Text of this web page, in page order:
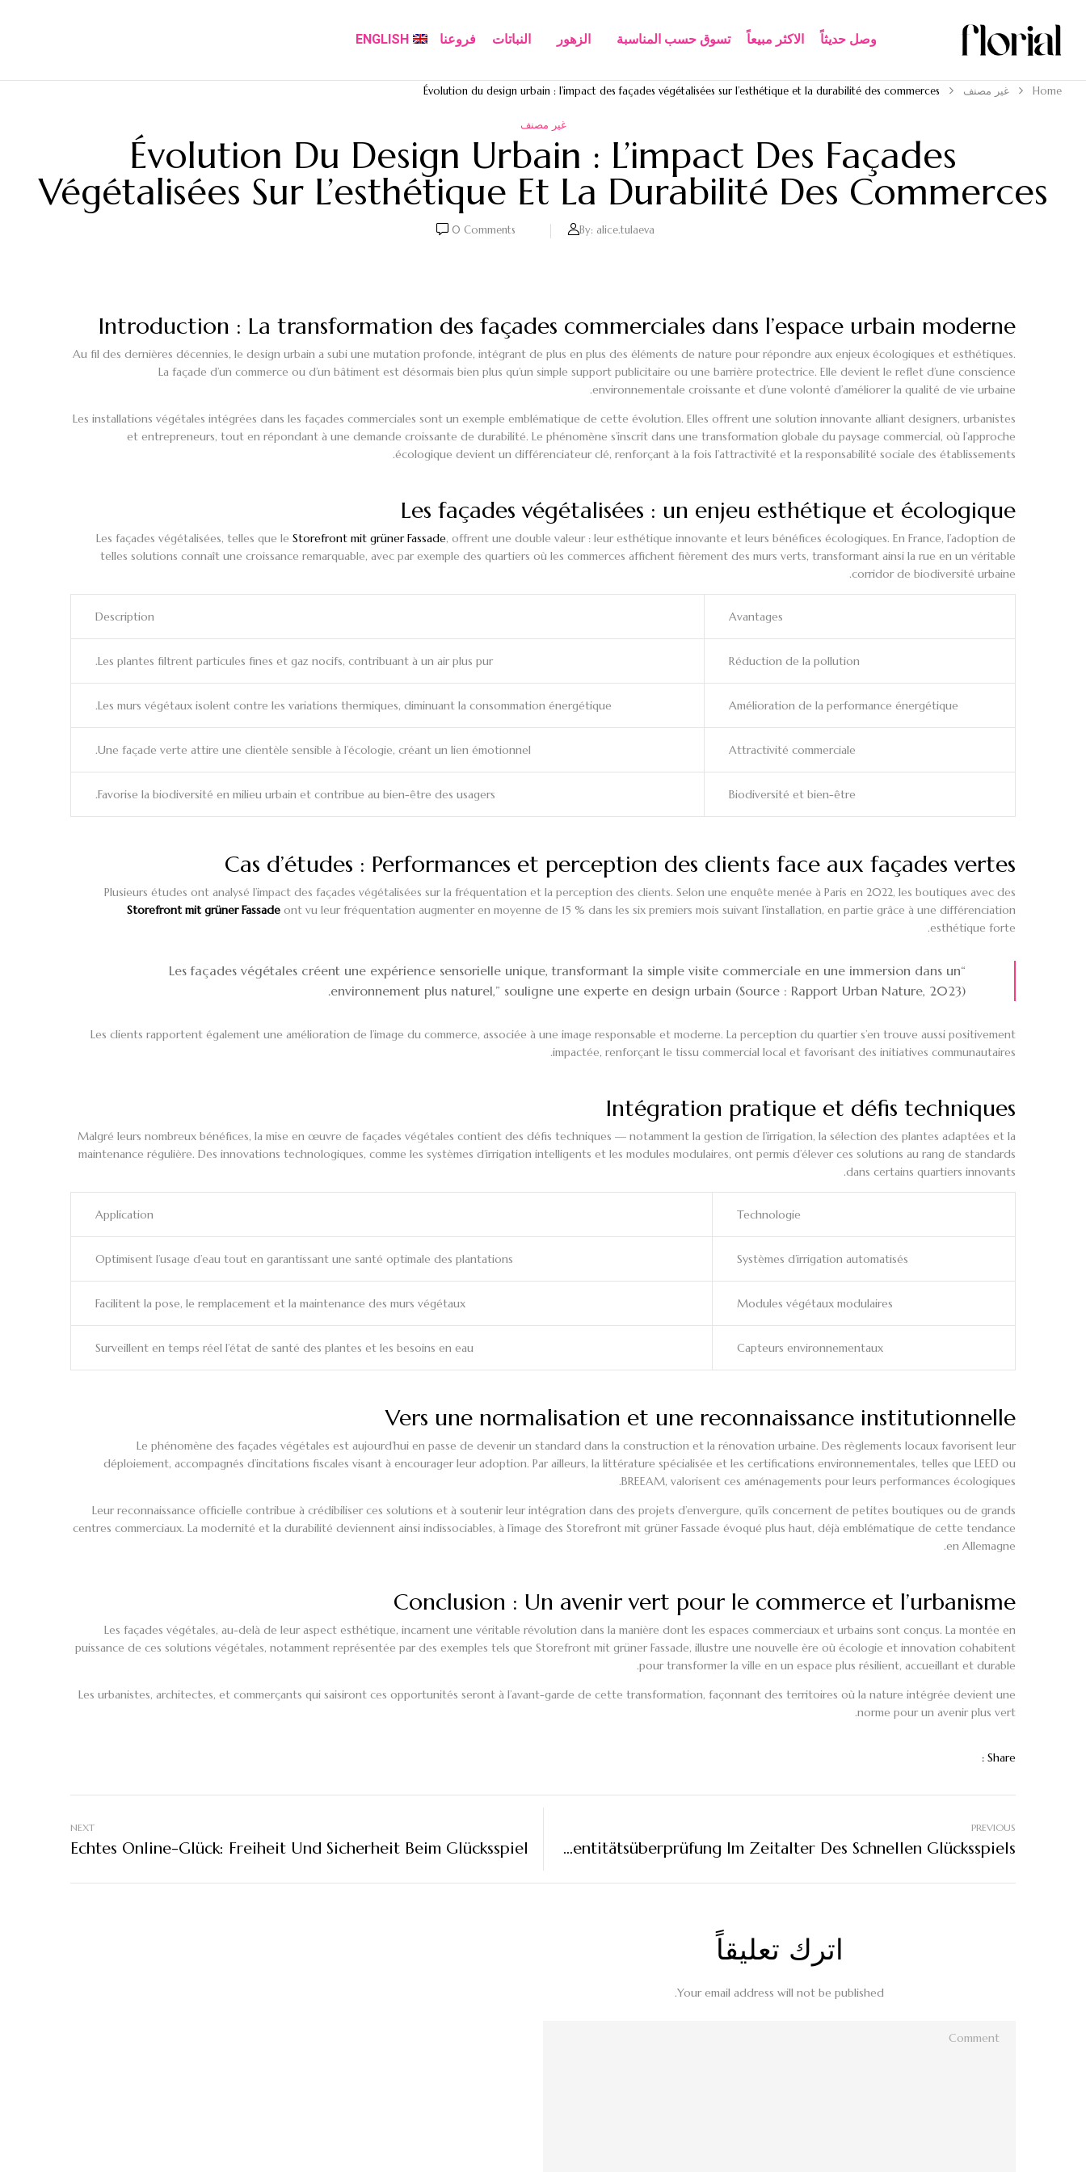
وصل حديثاً الاكثر مبيعاً​ تسوق حسب المناسبة الزهور النباتات فروعنا ENGLISH
Home غير مصنف Évolution du design urbain : l’impact des façades végétalisées sur l’esthétique et la durabilité des commerces
غير مصنف
Évolution Du Design Urbain : L’impact Des Façades
Végétalisées Sur L’esthétique Et La Durabilité Des Commerces
By: alice.tulaeva
0 Comments
Introduction : La transformation des façades commerciales dans l’espace urbain moderne
Au fil des dernières décennies, le design urbain a subi une mutation profonde, intégrant de plus en plus des éléments de nature pour répondre aux enjeux écologiques et esthétiques.
La façade d’un commerce ou d’un bâtiment est désormais bien plus qu’un simple support publicitaire ou une barrière protectrice. Elle devient le reflet d’une conscience
environnementale croissante et d’une volonté d’améliorer la qualité de vie urbaine.
Les installations végétales intégrées dans les façades commerciales sont un exemple emblématique de cette évolution. Elles offrent une solution innovante alliant designers, urbanistes
et entrepreneurs, tout en répondant à une demande croissante de durabilité. Le phénomène s’inscrit dans une transformation globale du paysage commercial, où l’approche
écologique devient un différenciateur clé, renforçant à la fois l’attractivité et la responsabilité sociale des établissements.
Les façades végétalisées : un enjeu esthétique et écologique
Les façades végétalisées, telles que le Storefront mit grüner Fassade, offrent une double valeur : leur esthétique innovante et leurs bénéfices écologiques. En France, l’adoption de
telles solutions connaît une croissance remarquable, avec par exemple des quartiers où les commerces affichent fièrement des murs verts, transformant ainsi la rue en un véritable
corridor de biodiversité urbaine.
Avantages
Description
Réduction de la pollution
Les plantes filtrent particules fines et gaz nocifs, contribuant à un air plus pur.
Amélioration de la performance énergétique
Les murs végétaux isolent contre les variations thermiques, diminuant la consommation énergétique.
Attractivité commerciale
Une façade verte attire une clientèle sensible à l’écologie, créant un lien émotionnel.
Biodiversité et bien-être
Favorise la biodiversité en milieu urbain et contribue au bien-être des usagers.
Cas d’études : Performances et perception des clients face aux façades vertes
Plusieurs études ont analysé l’impact des façades végétalisées sur la fréquentation et la perception des clients. Selon une enquête menée à Paris en 2022, les boutiques avec des
Storefront mit grüner Fassade ont vu leur fréquentation augmenter en moyenne de 15 % dans les six premiers mois suivant l’installation, en partie grâce à une différenciation
esthétique forte.
“Les façades végétales créent une expérience sensorielle unique, transformant la simple visite commerciale en une immersion dans un
environnement plus naturel,” souligne une experte en design urbain (Source : Rapport Urban Nature, 2023).
Les clients rapportent également une amélioration de l’image du commerce, associée à une image responsable et moderne. La perception du quartier s’en trouve aussi positivement
impactée, renforçant le tissu commercial local et favorisant des initiatives communautaires.
Intégration pratique et défis techniques
Malgré leurs nombreux bénéfices, la mise en œuvre de façades végétales contient des défis techniques — notamment la gestion de l’irrigation, la sélection des plantes adaptées et la
maintenance régulière. Des innovations technologiques, comme les systèmes d’irrigation intelligents et les modules modulaires, ont permis d’élever ces solutions au rang de standards
dans certains quartiers innovants.
Technologie
Application
Systèmes d’irrigation automatisés
Optimisent l’usage d’eau tout en garantissant une santé optimale des plantations
Modules végétaux modulaires
Facilitent la pose, le remplacement et la maintenance des murs végétaux
Capteurs environnementaux
Surveillent en temps réel l’état de santé des plantes et les besoins en eau
Vers une normalisation et une reconnaissance institutionnelle
Le phénomène des façades végétales est aujourd’hui en passe de devenir un standard dans la construction et la rénovation urbaine. Des règlements locaux favorisent leur
déploiement, accompagnés d’incitations fiscales visant à encourager leur adoption. Par ailleurs, la littérature spécialisée et les certifications environnementales, telles que LEED ou
BREEAM, valorisent ces aménagements pour leurs performances écologiques.
Leur reconnaissance officielle contribue à crédibiliser ces solutions et à soutenir leur intégration dans des projets d’envergure, qu’ils concernent de petites boutiques ou de grands
centres commerciaux. La modernité et la durabilité deviennent ainsi indissociables, à l’image des Storefront mit grüner Fassade évoqué plus haut, déjà emblématique de cette tendance
en Allemagne.
Conclusion : Un avenir vert pour le commerce et l’urbanisme
Les façades végétales, au-delà de leur aspect esthétique, incarnent une véritable révolution dans la manière dont les espaces commerciaux et urbains sont conçus. La montée en
puissance de ces solutions végétales, notamment représentée par des exemples tels que Storefront mit grüner Fassade, illustre une nouvelle ère où écologie et innovation cohabitent
pour transformer la ville en un espace plus résilient, accueillant et durable.
Les urbanistes, architectes, et commerçants qui saisiront ces opportunités seront à l’avant-garde de cette transformation, façonnant des territoires où la nature intégrée devient une
norme pour un avenir plus vert.
Share :
PREVIOUS
Digitale Identitätsüberprüfung Im Zeitalter Des Schnellen Glücksspiels
NEXT
Echtes Online-Glück: Freiheit Und Sicherheit Beim Glücksspiel
اترك تعليقاً
Your email address will not be published.